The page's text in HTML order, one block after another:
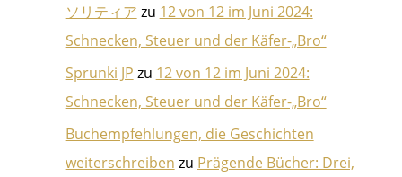
ソリティア zu 12 von 12 im Juni 2024:
Schnecken, Steuer und der Käfer-„Bro“
Sprunki JP zu 12 von 12 im Juni 2024:
Schnecken, Steuer und der Käfer-„Bro“
Buchempfehlungen, die Geschichten
weiterschreiben zu Prägende Bücher: Drei,